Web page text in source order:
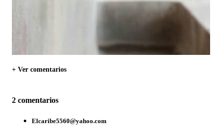
+ Ver comentarios
2 comentarios
Elcaribe5560@yahoo.com